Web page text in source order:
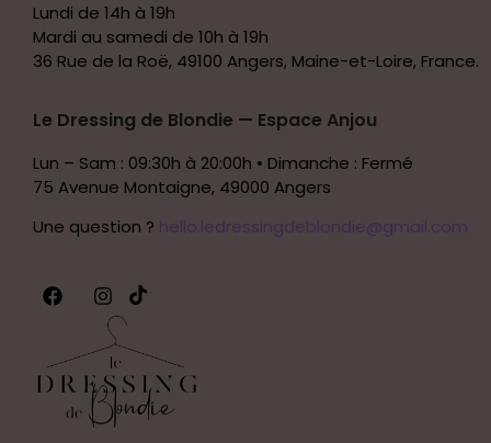
Lundi de 14h à 19h
Mardi au samedi de 10h à 19h
36 Rue de la Roë, 49100 Angers, Maine-et-Loire, France.
Le Dressing de Blondie — Espace Anjou
Lun – Sam : 09:30h à 20:00h • Dimanche : Fermé
75 Avenue Montaigne, 49000 Angers
Une question ? hello.ledressingdeblondie@gmail.com